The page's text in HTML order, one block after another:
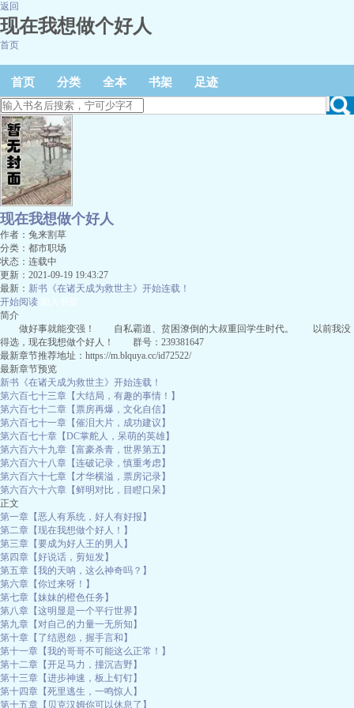
返回
现在我想做个好人
首页
首页 分类 全本 书架 足迹
现在我想做个好人
作者：兔来割草
分类：都市职场
状态：连载中
更新：2021-09-19 19:43:27
最新： 新书《在诸天成为救世主》开始连载！
开始阅读
简介
做好事就能变强！ 自私霸道、贫困潦倒的大叔重回学生时代。 以前我没
得选，现在我想做个好人！ 群号：239381647
最新章节推荐地址：https://m.blquya.cc/id72522/
最新章节预览
新书《在诸天成为救世主》开始连载！
第六百七十三章【大结局，有趣的事情！】
第六百七十二章【票房再爆，文化自信】
第六百七十一章【催泪大片，成功建议】
第六百七十章【DC掌舵人，呆萌的英雄】
第六百六十九章【富豪杀青，世界第五】
第六百六十八章【连破记录，慎重考虑】
第六百六十七章【才华横溢，票房记录】
第六百六十六章【鲜明对比，目瞪口呆】
正文
第一章【恶人有系统，好人有好报】
第二章【现在我想做个好人！】
第三章【要成为好人王的男人】
第四章【好说话，剪短发】
第五章【我的天呐，这么神奇吗？】
第六章【你过来呀！】
第七章【妹妹的橙色任务】
第八章【这明显是一个平行世界】
第九章【对自己的力量一无所知】
第十章【了结恩怨，握手言和】
第十一章【我的哥哥不可能这么正常！】
第十二章【开足马力，撞沉吉野】
第十三章【进步神速，板上钉钉】
第十四章【死里逃生，一鸣惊人】
第十五章【贝克汉姆你可以休息了】